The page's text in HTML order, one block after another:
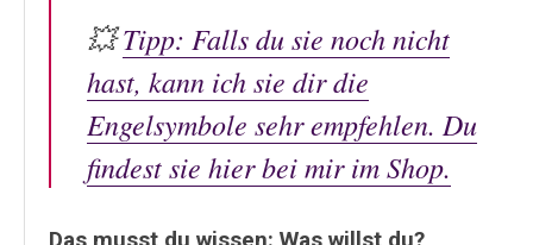
💥Tipp: Falls du sie noch nicht
hast, kann ich sie dir die
Engelsymbole sehr empfehlen. Du
findest sie hier bei mir im Shop.